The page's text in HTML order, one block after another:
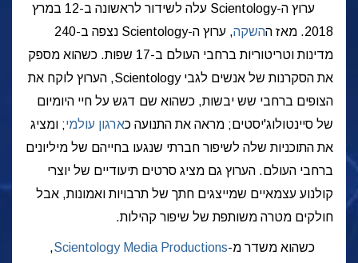
ערוץ ה-Scientology עלה לשידור לראשונה ב-12 במרץ
2018. מאז ה
השקה
, ערוץ ה-Scientology נצפה ב-240
מדינות וטריטוריות ברחבי העולם ב-17 שפות. כשהוא מספק
את הסקרנות של אנשים לגבי Scientology, הערוץ לוקח את
הצופים ברחבי שש יבשות, כשהוא שם דגש על חיי היומיום
של סיינטולוג'יסטים; מראה את התנועה כארגון עולמי; ומציג
את התוכניות שלה לשיפור חברתי שנגעו בחייהם של מיליונים
ברחבי העולם. הערוץ גם מציג סרטים תיעודיים של יוצרי
קולנוע עצמאיים שמייצגים חתך של תרבויות ואמונות, אבל
חולקים מטרה משותפת של שיפור קהילות.
כשהוא משדר מ-Scientology Media Productions
,